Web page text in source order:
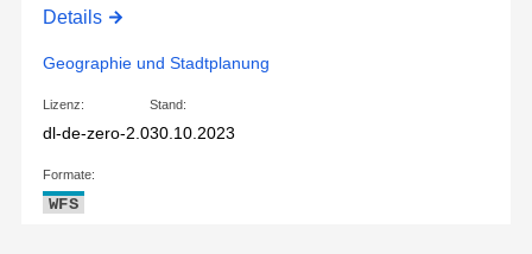
Details
Geographie und Stadtplanung
Lizenz:
dl-de-zero-2.0
Stand:
30.10.2023
Formate:
WFS